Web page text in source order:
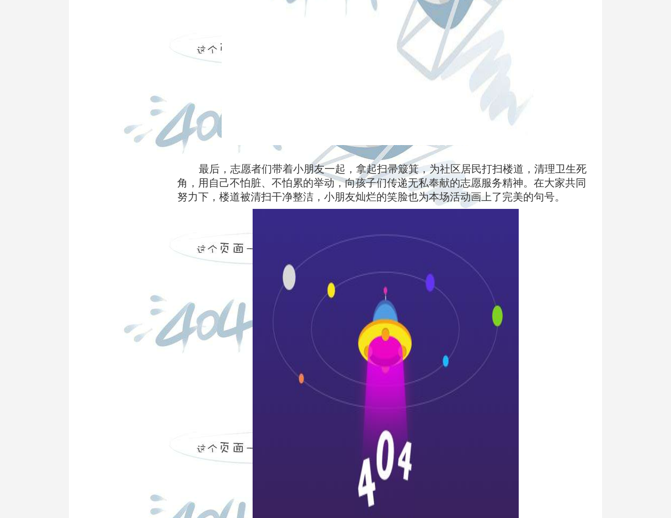
最后，志愿者们带着小朋友一起，拿起扫帚簸箕，为社区居民打扫楼道，清理卫生死
角，用自己不怕脏、不怕累的举动，向孩子们传递无私奉献的志愿服务精神。在大家共同
努力下，楼道被清扫干净整洁，小朋友灿烂的笑脸也为本场活动画上了完美的句号。